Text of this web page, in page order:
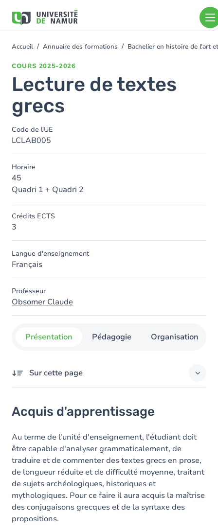
contenu
You
Accueil Annuaire des formations Bachelier en histoire de l'art
COURS 2025-2026
Lecture de textes
grecs
Code de l'UE
LCLAB005
Horaire
45
Quadri 1 + Quadri 2
Crédits ECTS
3
Langue d'enseignement
Français
Professeur
Obsomer Claude
Présentation Pédagogie Organisation
Sur cette page
Objectifs
Contenu
Table des matières
Exercices
Acquis d'apprentissage
Au terme de l'unité d'enseignement, l'étudiant doit
être capable d'analyser grammaticalement, de
traduire et de commenter des textes grecs en prose,
de longueur réduite et de difficulté moyenne, traitant
de sujets archéologiques, historiques et
mythologiques. Pour ce faire il aura acquis la maîtrise
des conjugaisons grecques et de la syntaxe des
propositions.